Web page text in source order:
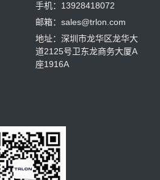
手机：13928418072
邮箱：sales@trlon.com
地址：深圳市龙华区龙华大
道2125号卫东龙商务大厦A
座1916A